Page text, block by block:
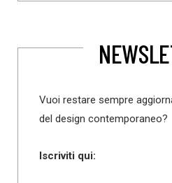
Vuoi restare sempre
del design contemporaneo?
Iscriviti qui: